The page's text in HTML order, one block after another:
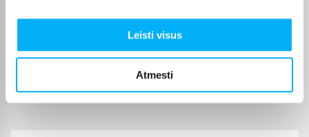
Leisti visus
Atmesti
Patvirtintas pirkėjas